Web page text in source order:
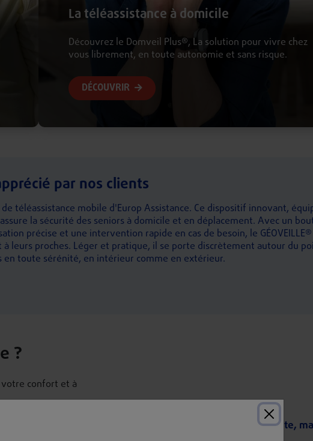
La téléassistance à domicile
Découvrez le Domveil Plus®, La solution pour vivre chez
vous librement, en toute autonomie et sans risque.
DÉCOUVRIR
par nos clients
de téléassistance mobile d'Europ Assistance. Ce dispositif innovant,
la sécurité des seniors à domicile et en déplacement. Avec un
précise et une intervention rapide en cas de besoin, le
leurs proches. Léger et pratique, il se porte discrètement autour du
toute sérénité, en intérieur comme en extérieur.
?
votre confort et à
Vous avez un problème (chute,